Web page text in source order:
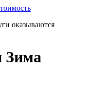
оказываются
Зима